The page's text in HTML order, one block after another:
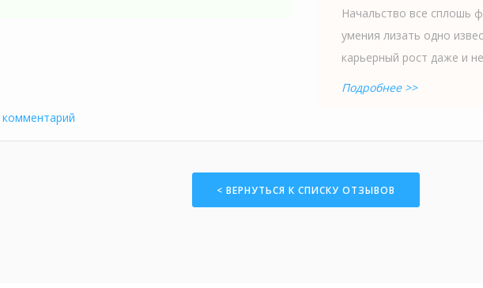
Начальство все сплошь
умения лизать одно
карьерный рост даже и
Подробнее >>
< ВЕРНУТЬСЯ К СПИСКУ ОТЗЫВОВ